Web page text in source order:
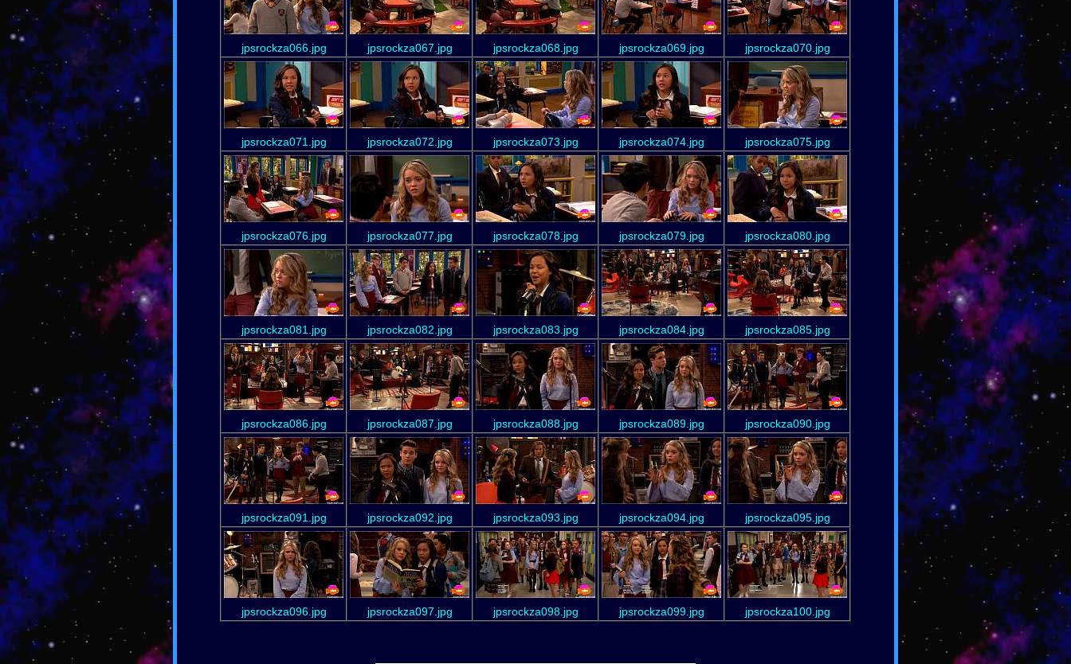
jpsrockza066.jpg jpsrockza067.jpg jpsrockza068.jpg jpsrockza069.jpg jpsrockza070.jpg
jpsrockza071.jpg jpsrockza072.jpg jpsrockza073.jpg jpsrockza074.jpg jpsrockza075.jpg
jpsrockza076.jpg jpsrockza077.jpg jpsrockza078.jpg jpsrockza079.jpg jpsrockza080.jpg
jpsrockza081.jpg jpsrockza082.jpg jpsrockza083.jpg jpsrockza084.jpg jpsrockza085.jpg
jpsrockza086.jpg jpsrockza087.jpg jpsrockza088.jpg jpsrockza089.jpg jpsrockza090.jpg
jpsrockza091.jpg jpsrockza092.jpg jpsrockza093.jpg jpsrockza094.jpg jpsrockza095.jpg
jpsrockza096.jpg jpsrockza097.jpg jpsrockza098.jpg jpsrockza099.jpg jpsrockza100.jpg